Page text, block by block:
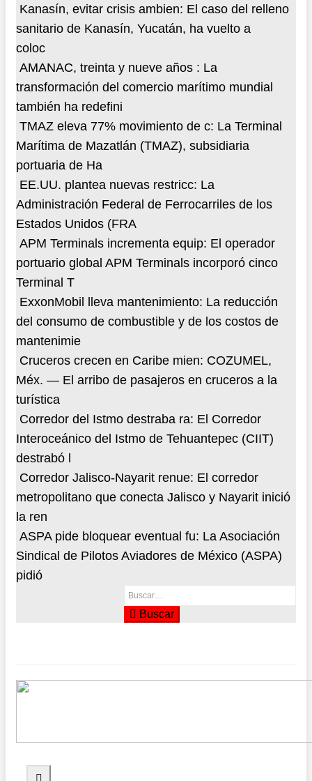
Kanasín, evitar crisis ambien: El caso del relleno
sanitario de Kanasín, Yucatán, ha vuelto a
coloc
AMANAC, treinta y nueve años : La
transformación del comercio marítimo mundial
también ha redefini
TMAZ eleva 77% movimiento de c: La Terminal
Marítima de Mazatlán (TMAZ), subsidiaria
portuaria de Ha
EE.UU. plantea nuevas restricc: La
Administración Federal de Ferrocarriles de los
Estados Unidos (FRA
APM Terminals incrementa equip: El operador
portuario global APM Terminals incorporó cinco
Terminal T
ExxonMobil lleva mantenimiento: La reducción
del consumo de combustible y de los costos de
mantenimie
Cruceros crecen en Caribe mien: COZUMEL,
Méx. — El arribo de pasajeros en cruceros a la
turística
Corredor del Istmo destraba ra: El Corredor
Interoceánico del Istmo de Tehuantepec (CIIT)
destrabó l
Corredor Jalisco-Nayarit renue: El corredor
metropolitano que conecta Jalisco y Nayarit inició
la ren
ASPA pide bloquear eventual fu: La Asociación
Sindical de Pilotos Aviadores de México (ASPA)
pidió
Buscar